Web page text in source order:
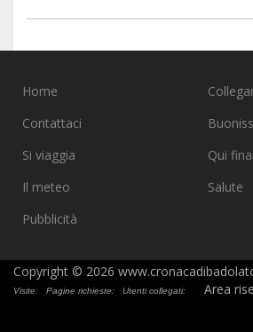
Home
Contattaci
Si viaggia
Qui
Il meteo
Salute
Pubblicità
Copyright © 2026
Visite: Pagine richieste: Utenti collegati: Area